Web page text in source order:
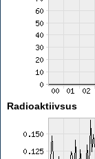
Radioaktiivsus